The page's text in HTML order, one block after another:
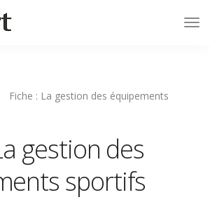
d’outils
Fiche : La gestion des équipements
gestion des
sportifs